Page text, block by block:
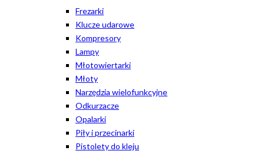
Frezarki
Klucze udarowe
Kompresory
Lampy
Młotowiertarki
Młoty
Narzędzia wielofunkcyjne
Odkurzacze
Opalarki
Piły i przecinarki
Pistolety do kleju